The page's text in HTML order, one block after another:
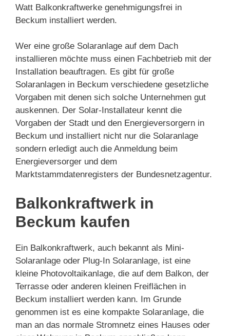
Watt Balkonkraftwerke genehmigungsfrei in
Beckum installiert werden.
Wer eine große Solaranlage auf dem Dach
installieren möchte muss einen Fachbetrieb mit der
Installation beauftragen. Es gibt für große
Solaranlagen in Beckum verschiedene gesetzliche
Vorgaben mit denen sich solche Unternehmen gut
auskennen. Der Solar-Installateur kennt die
Vorgaben der Stadt und den Energieversorgern in
Beckum und installiert nicht nur die Solaranlage
sondern erledigt auch die Anmeldung beim
Energieversorger und dem
Marktstammdatenregisters der Bundesnetzagentur.
Balkonkraftwerk in
Beckum kaufen
Ein Balkonkraftwerk, auch bekannt als Mini-
Solaranlage oder Plug-In Solaranlage, ist eine
kleine Photovoltaikanlage, die auf dem Balkon, der
Terrasse oder anderen kleinen Freiflächen in
Beckum installiert werden kann. Im Grunde
genommen ist es eine kompakte Solaranlage, die
man an das normale Stromnetz eines Hauses oder